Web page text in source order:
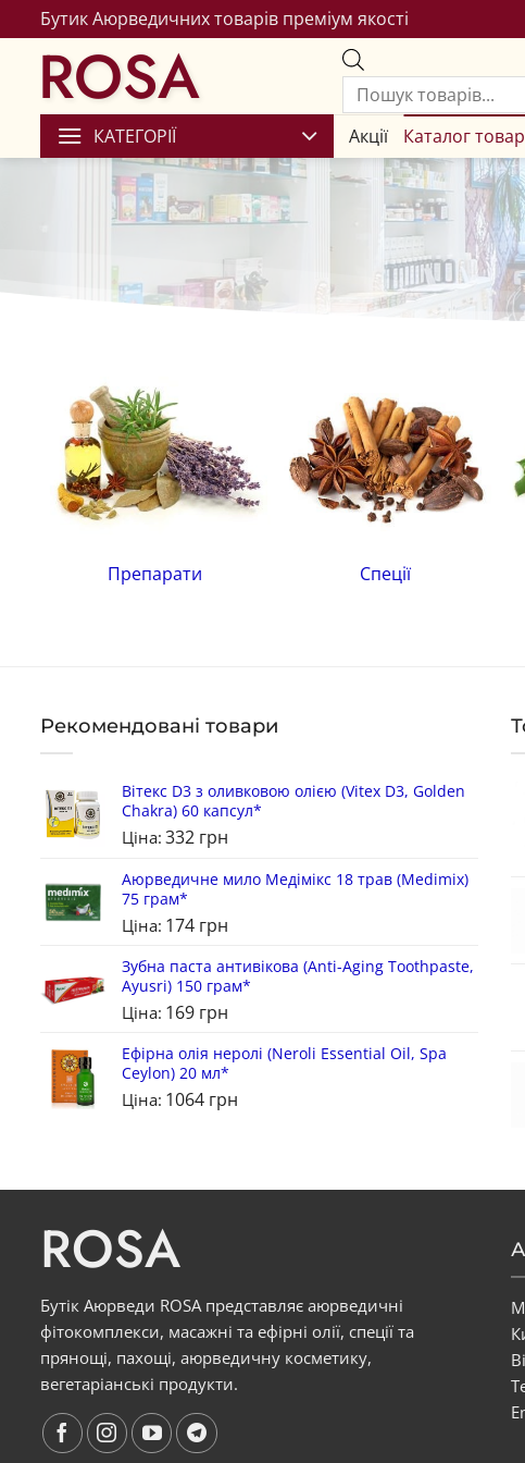
Бутик Аюрведичних товарів преміум якості
ROSA
КАТЕГОРІЇ Акції Каталог
Препарати Спеції
Рекомендовані товари
Вітекс D3 з оливковою олією (Vitex D3, Golden
Chakra) 60 капсул*
Ціна: 332 грн
Аюрведичне мило Медімікс 18 трав (Medimix)
75 грам*
Ціна: 174 грн
Зубна паста антивікова (Anti-Aging Toothpaste,
Ayusri) 150 грам*
Ціна: 169 грн
Ефірна олія неролі (Neroli Essential Oil, Spa
Ceylon) 20 мл*
Ціна: 1064 грн
ROSA
Бутік Аюрведи ROSA представляє аюрведичні
фітокомплекси, масажні та ефірні олії, спеції та
прянощі, пахощі, аюрведичну косметику,
вегетаріанські продукти.